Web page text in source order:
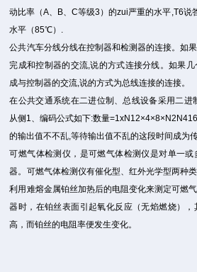
动比率（A、B、C等级3）的zui严重的水平,T6说
水平（85℃）.
公共汽车分线分线在控制器和检测器的连接。如
完成和控制器的交流,说的方式连接分线。如果
成与控制器的交流,说的方式为总线连接的连接。
在公共交通系统在二进位制、总线设备采用二进
从侧1、编码公式如下:数量
的输出值不不乱,等待输出值不乱的这段时间成为
可燃气体检测仪，是可燃气体检测仪是对单一
器。可燃气体检测仪有催化型、红外光学型两种
利用难熔金属铂丝加热后的电阻变化来测定可燃
器时，在铂丝表面引起氧化反应（无焰燃烧）
高，而铂丝的电阻率便发生变化。